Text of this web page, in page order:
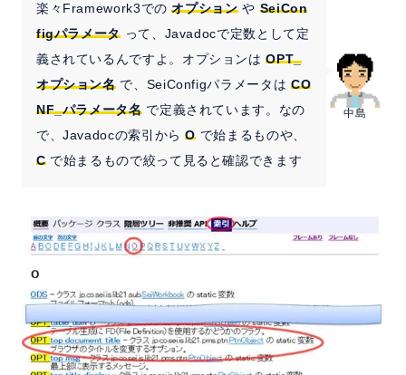
中島
楽々Framework3でのオプションや SeiCon
figパラメータ って、Javadocで定数として定
義されているんですよ。オプションはOPT_
オプション名で、SeiConfigパラメータは CO
NF_パラメータ名で定義されています。なの
で、Javadocの索引からO で始まるものや、
Cで始まるもので絞って見ると確認できます